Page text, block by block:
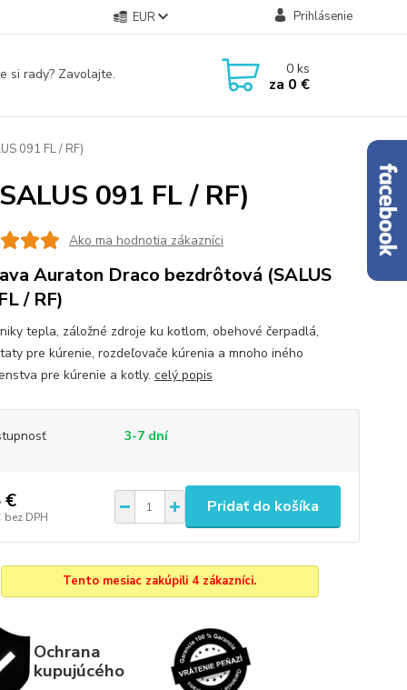
EUR Prihlásenie
si rady? Zavolajte. 0ks
za 0 €
091 FL / RF)
091 FL / RF)
Ako ma hodnotia zákazníci
Auraton Draco bezdrôtová (SALUS
/ RF)
tepla, záložné zdroje ku kotlom, obehové čerpadlá,
pre kúrenie, rozdeľovače kúrenia a mnoho iného
pre kúrenie a kotly. celý popis
3-7 dní
€
bez DPH
Pridať do košíka
Tento mesiac zakúpili 4 zákazníci.
Ochrana
kupujúcého